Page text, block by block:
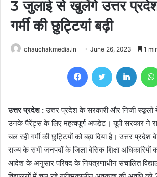
3 जुलाई से खुलेंगे उत्तर
गर्मी की छुट्टियां बढ़ी
chauchakmedia.in June 26, 2023 1
FacebookTwitter
उत्तर प्रदेश :उत्तर प्रदेश के सरकारी और निजी
उनके पैरेंट्स के लिए महत्वपूर्ण अपडेट। यूपी सरकार ने
चल रही गर्मी की छुट्टियों को बढ़ा दिया है। उत्तर प्रदेश
राज्य के सभी जनपदों के जिला बेसिक शिक्षा
आदेश के अनुसार परिषद के नियंत्रणाधीन संचालित